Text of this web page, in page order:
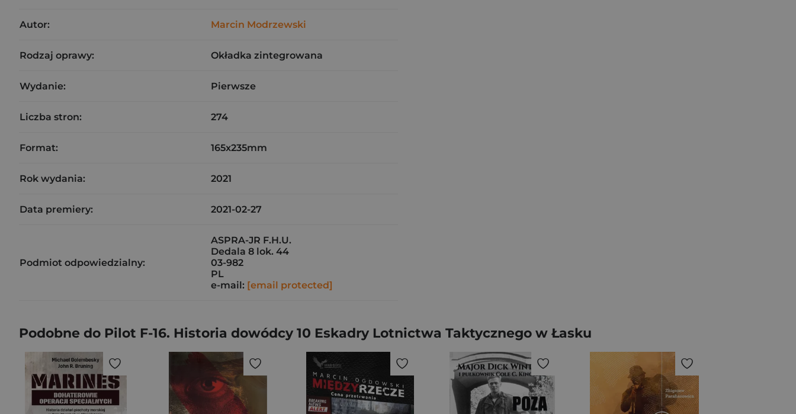
Autor: Marcin Modrzewski
Rodzaj oprawy: Okładka zintegrowana
Wydanie: Pierwsze
Liczba stron: 274
Format: 165x235mm
Rok wydania: 2021
Data premiery: 2021-02-27
Podmiot odpowiedzialny:
ASPRA-JR F.H.U.
Dedala 8 lok. 44
03-982
PL
e-mail: [email protected]
Podobne do Pilot F-16. Historia dowódcy 10 Eskadry Lotnictwa Taktycznego w Łasku